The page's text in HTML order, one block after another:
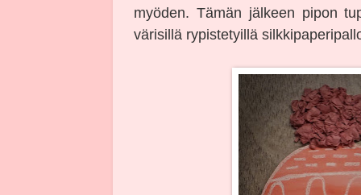
myöden. Tämän jälkeen pipon
värisillä rypistetyillä